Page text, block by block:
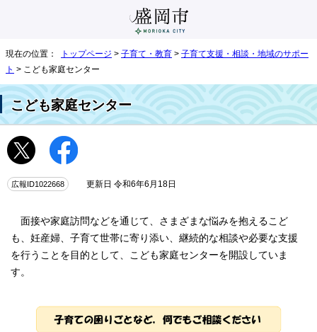
現在の位置： トップページ > 子育て・教育 > 子育て支援・相談・地域のサポー
ト > こども家庭センター
こども家庭センター
広報ID1022668 更新日 令和6年6月18日
面接や家庭訪問などを通じて、さまざまな悩みを抱えるこど
も、妊産婦、子育て世帯に寄り添い、継続的な相談や必要な支援
を行うことを目的として、こども家庭センターを開設していま
す。